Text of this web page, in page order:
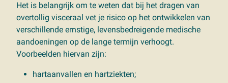
Het is belangrijk om te weten dat bij het dragen van
overtollig visceraal vet je risico op het ontwikkelen van
verschillende ernstige, levensbedreigende medische
aandoeningen op de lange termijn verhoogt.
Voorbeelden hiervan zijn:
hartaanvallen en hartziekten;